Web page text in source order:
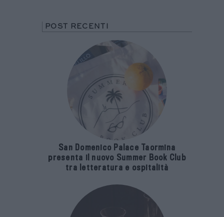
POST RECENTI
San Domenico Palace Taormina
presenta il nuovo Summer Book Club
tra letteratura e ospitalità